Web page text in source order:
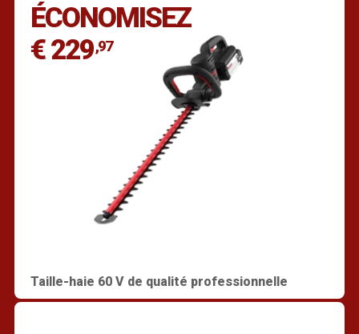
ÉCONOMISEZ
€ 229,97
Taille-haie 60 V de qualité professionnelle